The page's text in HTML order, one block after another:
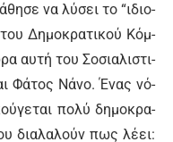
να λύ­σει το “ι­διο­
Δη­μο­κρα­τι­κού Κόμ­
αυ­τή του Σο­σια­λι­στι­
Φά­τος Νά­νο. Έ­νας νό­
πο­λύ δη­μο­κρα­
δια­λα­λούν πως λέ­ει: